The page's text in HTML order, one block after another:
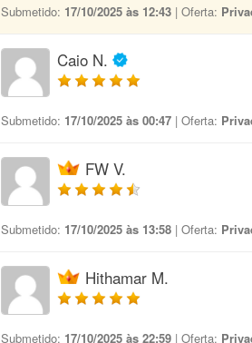
Submetido: 17/10/2025 às 12:43 | Oferta:
Caio N.
Submetido: 17/10/2025 às 00:47 | Oferta:
FW V.
Submetido: 17/10/2025 às 13:58 | Oferta:
Hithamar M.
Submetido: 17/10/2025 às 22:59 | Oferta: